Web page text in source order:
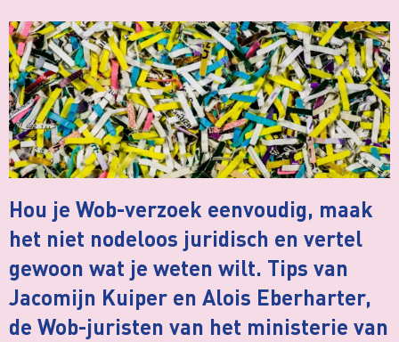
Hou je Wob-verzoek eenvoudig, maak
het niet nodeloos juridisch en vertel
gewoon wat je weten wilt. Tips van
Jacomijn Kuiper en Alois Eberharter,
de Wob-juristen van het ministerie van